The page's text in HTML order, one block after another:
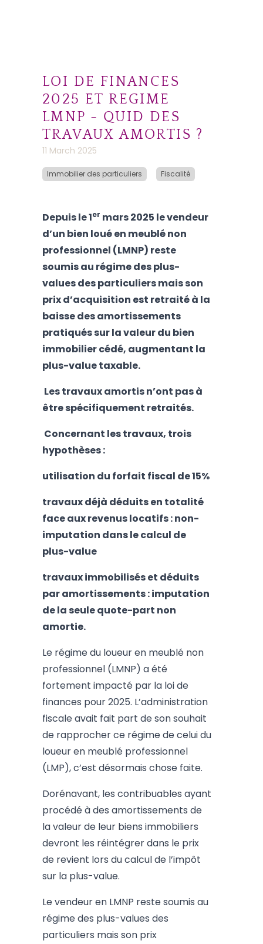
LOI DE FINANCES
2025 ET REGIME
LMNP - QUID DES
TRAVAUX AMORTIS ?
11 March 2025
Immobilier des particuliers Fiscalité
Depuis le 1er mars 2025 le vendeur
d’un bien loué en meublé non
professionnel (LMNP) reste
soumis au régime des plus-
values des particuliers mais son
prix d’acquisition est retraité à la
baisse des amortissements
pratiqués sur la valeur du bien
immobilier cédé, augmentant la
plus-value taxable.
Les travaux amortis n’ont pas à
être spécifiquement retraités.
Concernant les travaux, trois
hypothèses :
utilisation du forfait fiscal de 15%
travaux déjà déduits en totalité
face aux revenus locatifs : non-
imputation dans le calcul de
plus-value
travaux immobilisés et déduits
par amortissements : imputation
de la seule quote-part non
amortie.
Le régime du loueur en meublé non
professionnel (LMNP) a été
fortement impacté par la loi de
finances pour 2025. L’administration
fiscale avait fait part de son souhait
de rapprocher ce régime de celui du
loueur en meublé professionnel
(LMP), c’est désormais chose faite.
Dorénavant, les contribuables ayant
procédé à des amortissements de
la valeur de leur biens immobiliers
devront les réintégrer dans le prix
de revient lors du calcul de l’impôt
sur la plus-value.
Le vendeur en LMNP reste soumis au
régime des plus-values des
particuliers mais son prix